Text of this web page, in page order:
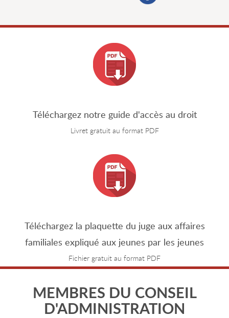
Téléchargez notre guide d'accès au droit
Livret gratuit au format PDF
Téléchargez la plaquette du juge aux affaires
familiales expliqué aux jeunes par les jeunes
Fichier gratuit au format PDF
MEMBRES DU CONSEIL
D'ADMINISTRATION